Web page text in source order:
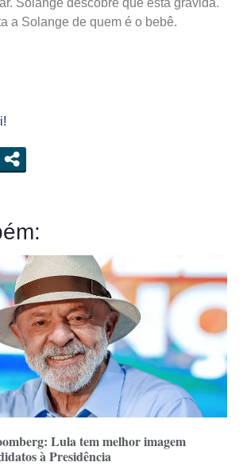
a Solange de quem é o bebê.
Lula tem melhor imagem
à Presidência